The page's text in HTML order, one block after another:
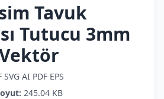
Tavuk
Tutucu 3mm
SVG AI PDF EPS
245.04 KB